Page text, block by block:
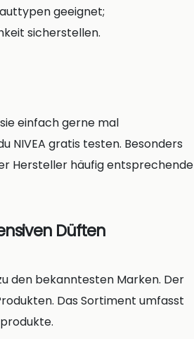
geeignet;
sicherstellen.
einfach gerne mal
gratis testen. Besonders
Hersteller häufig entsprechende
Düften
den bekanntesten Marken. Der
Das Sortiment umfasst